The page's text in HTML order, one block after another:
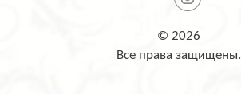
© 2026
Все права защищены.